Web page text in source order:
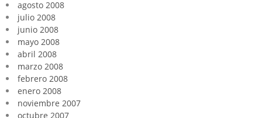
agosto 2008
julio 2008
junio 2008
mayo 2008
abril 2008
marzo 2008
febrero 2008
enero 2008
noviembre 2007
octubre 2007